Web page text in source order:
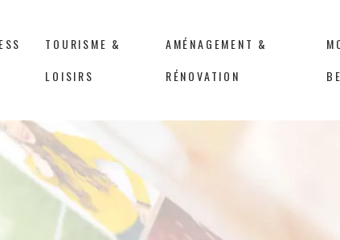
TOURISME &
LOISIRS
AMÉNAGEMENT &
RÉNOVATION